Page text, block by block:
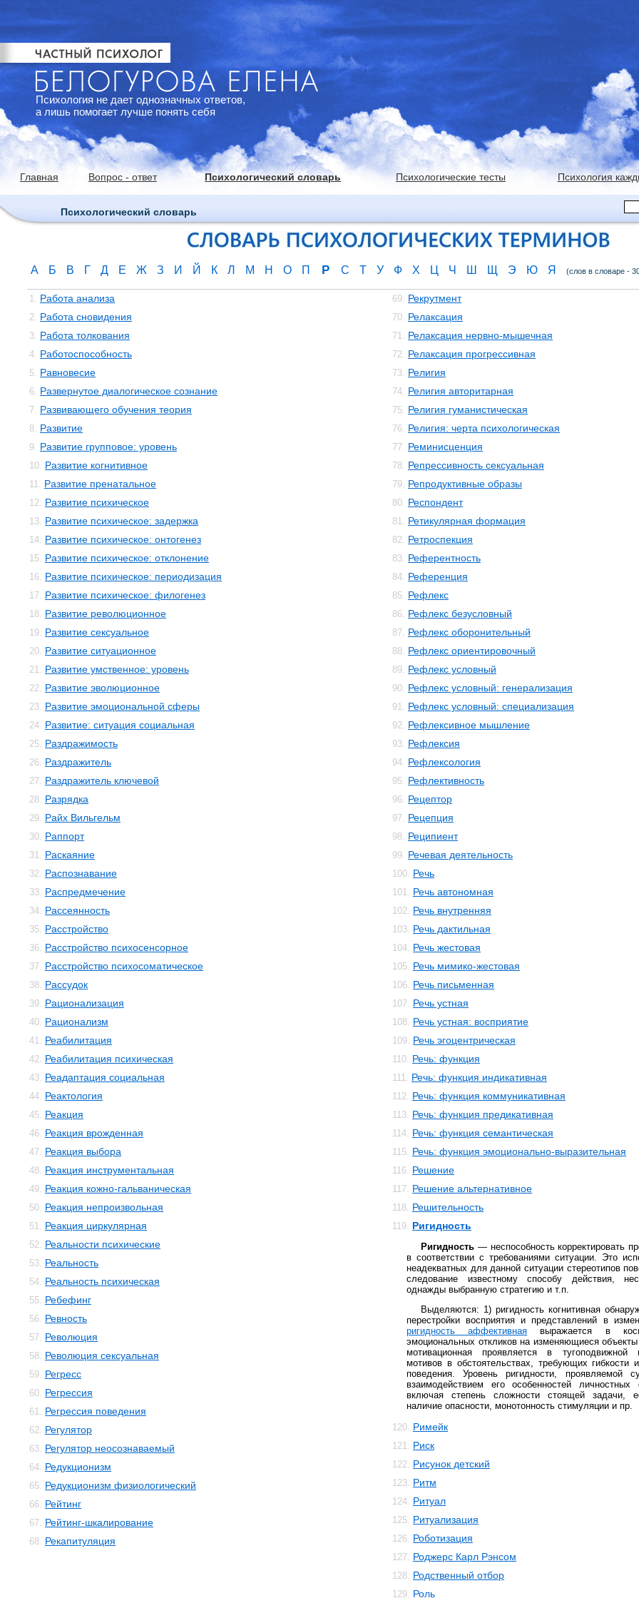
Психология не дает однозначных ответов,
а лишь помогает лучше понять себя
Главная Вопрос - ответ Психологический словарь Психологические тесты Психология
Психологический словарь
А Б В Г Д Е Ж З И Й К Л М Н О П Р С Т У Ф Х Ц Ч Ш Щ Э Ю Я (слов в словаре -
1. Работа анализа
2. Работа сновидения
3. Работа толкования
4. Работоспособность
5. Равновесие
6. Развернутое диалогическое сознание
7. Развивающего обучения теория
8. Развитие
9. Развитие групповое: уровень
10. Развитие когнитивное
11. Развитие пренатальное
12. Развитие психическое
13. Развитие психическое: задержка
14. Развитие психическое: онтогенез
15. Развитие психическое: отклонение
16. Развитие психическое: периодизация
17. Развитие психическое: филогенез
18. Развитие революционное
19. Развитие сексуальное
20. Развитие ситуационное
21. Развитие умственное: уровень
22. Развитие эволюционное
23. Развитие эмоциональной сферы
24. Развитие: ситуация социальная
25. Раздражимость
26. Раздражитель
27. Раздражитель ключевой
28. Разрядка
29. Райх Вильгельм
30. Раппорт
31. Раскаяние
32. Распознавание
33. Распредмечение
34. Рассеянность
35. Расстройство
36. Расстройство психосенсорное
37. Расстройство психосоматическое
38. Рассудок
39. Рационализация
40. Рационализм
41. Реабилитация
42. Реабилитация психическая
43. Реадаптация социальная
44. Реактология
45. Реакция
46. Реакция врожденная
47. Реакция выбора
48. Реакция инструментальная
49. Реакция кожно-гальваническая
50. Реакция непроизвольная
51. Реакция циркулярная
52. Реальности психические
53. Реальность
54. Реальность психическая
55. Ребефинг
56. Ревность
57. Революция
58. Революция сексуальная
59. Регресс
60. Регрессия
61. Регрессия поведения
62. Регулятор
63. Регулятор неосознаваемый
64. Редукционизм
65. Редукционизм физиологический
66. Рейтинг
67. Рейтинг-шкалирование
68. Рекапитуляция
69. Рекрутмент
70. Релаксация
71. Релаксация нервно-мышечная
72. Релаксация прогрессивная
73. Религия
74. Религия авторитарная
75. Религия гуманистическая
76. Религия: черта психологическая
77. Реминисценция
78. Репрессивность сексуальная
79. Репродуктивные образы
80. Респондент
81. Ретикулярная формация
82. Ретроспекция
83. Референтность
84. Референция
85. Рефлекс
86. Рефлекс безусловный
87. Рефлекс оборонительный
88. Рефлекс ориентировочный
89. Рефлекс условный
90. Рефлекс условный: генерализация
91. Рефлекс условный: специализация
92. Рефлексивное мышление
93. Рефлексия
94. Рефлексология
95. Рефлективность
96. Рецептор
97. Рецепция
98. Реципиент
99. Речевая деятельность
100. Речь
101. Речь автономная
102. Речь внутренняя
103. Речь дактильная
104. Речь жестовая
105. Речь мимико-жестовая
106. Речь письменная
107. Речь устная
108. Речь устная: восприятие
109. Речь эгоцентрическая
110. Речь: функция
111. Речь: функция индикативная
112. Речь: функция коммуникативная
113. Речь: функция предикативная
114. Речь: функция семантическая
115. Речь: функция эмоционально-выразительная
116. Решение
117. Решение альтернативное
118. Решительность
119. Ригидность
Ригидность — неспособность корректировать
в соответствии с требованиями ситуации. Это
неадекватных для данной ситуации стереотипов
следование известному способу действия,
однажды выбранную стратегию и т.п.
Выделяются: 1) ригидность когнитивная
перестройки восприятия и представлений в
ригидность аффективная выражается в
эмоциональных откликов на изменяющиеся
мотивационная проявляется в тугоподвижной
мотивов в обстоятельствах, требующих гибкости
поведения. Уровень ригидности, проявляемой
взаимодействием его особенностей
включая степень сложности стоящей задачи,
наличие опасности, монотонность стимуляции и пр.
120. Римейк
121. Риск
122. Рисунок детский
123. Ритм
124. Ритуал
125. Ритуализация
126. Роботизация
127. Роджерс Карл Рэнсом
128. Родственный отбор
129. Роль